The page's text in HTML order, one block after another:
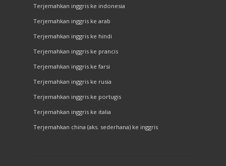
Terjemahkan inggris ke indonesia
Terjemahkan inggris ke arab
Terjemahkan inggris ke hindi
Terjemahkan inggris ke prancis
Terjemahkan inggris ke farsi
Terjemahkan inggris ke rusia
Terjemahkan inggris ke portugis
Terjemahkan inggris ke italia
Terjemahkan china (aks. sederhana) ke inggris